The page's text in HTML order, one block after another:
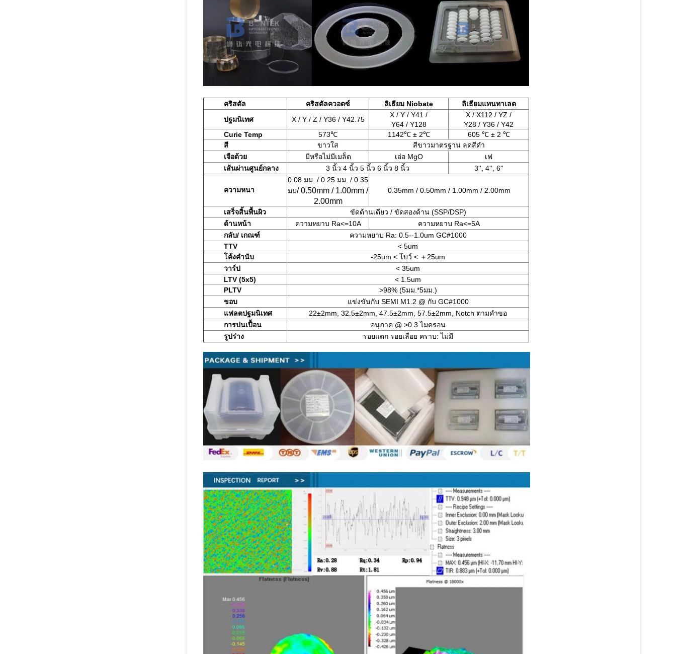
คริสตัล คริสตัลควอตซ์ ลิเธียม Niobate
ลิเธียมแทนทาเลต
ปฐมนิเทศ
X / Y / Z / Y36 / Y42.75
X / Y / Y41 /
Y64 / Y128
X / X112 / YZ /
Y28 / Y36 / Y42
Curie Temp
573℃ 1142℃ ± 2℃
605 ℃ ± 2 ℃
สี
ขาวใส
สีขาวมาตรฐาน ลดสีดำ
เจือด้วย
มีหรือไม่มีเมล็ด เอ่อ MgO
เฟ
เส้นผ่านศูนย์กลาง
3 นิ้ว 4 นิ้ว 5 นิ้ว 6 นิ้ว 8 นิ้ว 3'', 4'', 6''
ความหนา
0.08 มม. / 0.25 มม. / 0.35
มม/ 0.50mm / 1.00mm /
2.00mm
0.35mm / 0.50mm / 1.00mm / 2.00mm
เสร็จสิ้นพื้นผิว
ขัดด้านเดียว / ขัดสองด้าน (SSP/DSP)
ด้านหน้า
ความหยาบ Ra<=10A
ความหยาบ Ra<=5A
กลับ/ เกณฑ์
ความหยาบ Ra: 0.5--1.0um GC#1000
TTV
< 5um
โค้งคำนับ
-25um < โบว์ < ＋25um
วาร์ป
< 35um
LTV (5x5)
< 1.5um
PLTV
>98% (5มม.*5มม.)
ขอบ
แข่งขันกับ SEMI M1.2 @ กับ GC#1000
แฟลตปฐมนิเทศ
22±2mm, 32.5±2mm, 47.5±2mm, 57.5±2mm, Notch ตามคำขอ
การปนเปื้อน
อนุภาค @ >0.3 ไมครอน
รูปร่าง
รอยแตก รอยเลื่อย คราบ: ไม่มี